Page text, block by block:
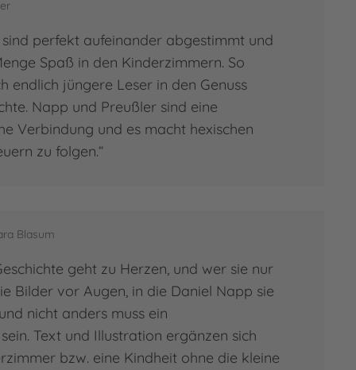
sind perfekt aufeinander abgestimmt und
Spaß in den Kinderzimmern. So
endlich jüngere Leser in den Genuss
Napp und Preußler sind eine
Verbindung und es macht hexischen
zu folgen.“
Blasum
geht zu Herzen, und wer sie nur
Bilder vor Augen, in die Daniel Napp sie
nicht anders muss ein
Text und Illustration ergänzen sich
bzw. eine Kindheit ohne die kleine